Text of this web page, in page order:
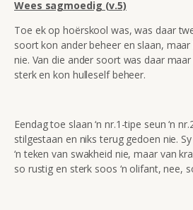
Wees sagmoedig (v.5)
Toe ek op hoërskool was, was daar
soort kon ander beheer en slaan,
nie. Van die ander soort was daar
sterk en kon hulleself beheer.
Eendag toe slaan ‘n nr.1-tipe seun ‘n
stilgestaan en niks terug gedoen nie.
‘n teken van swakheid nie, maar van
so rustig en sterk soos ‘n olifant, nee,